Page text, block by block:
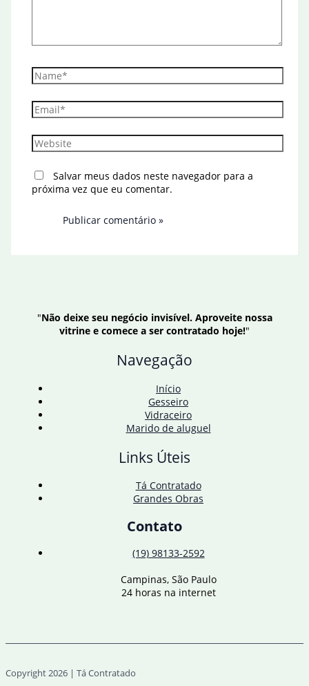
Name*
Email*
Website
Salvar meus dados neste navegador para a
próxima vez que eu comentar.
"Não deixe seu negócio invisível. Aproveite nossa
vitrine e comece a ser contratado hoje!"
Navegação
Início
Gesseiro
Vidraceiro
Marido de aluguel
Links Úteis
Tá Contratado
Grandes Obras
Contato
(19) 98133-2592
Campinas, São Paulo
24 horas na internet
Copyright 2026 | Tá Contratado